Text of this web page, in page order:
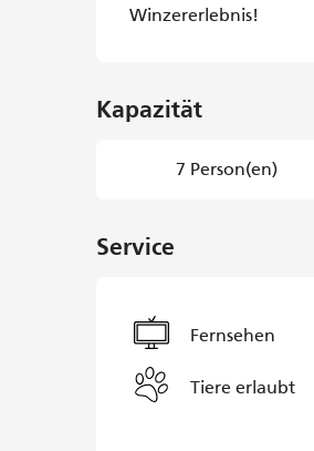
Winzererlebnis!
Kapazität
7 Person(en)
Service
Fernsehen
Tiere erlaubt